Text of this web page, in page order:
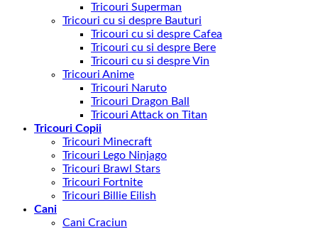
Tricouri Superman
Tricouri cu si despre Bauturi
Tricouri cu si despre Cafea
Tricouri cu si despre Bere
Tricouri cu si despre Vin
Tricouri Anime
Tricouri Naruto
Tricouri Dragon Ball
Tricouri Attack on Titan
Tricouri Copii
Tricouri Minecraft
Tricouri Lego Ninjago
Tricouri Brawl Stars
Tricouri Fortnite
Tricouri Billie Eilish
Cani
Cani Craciun